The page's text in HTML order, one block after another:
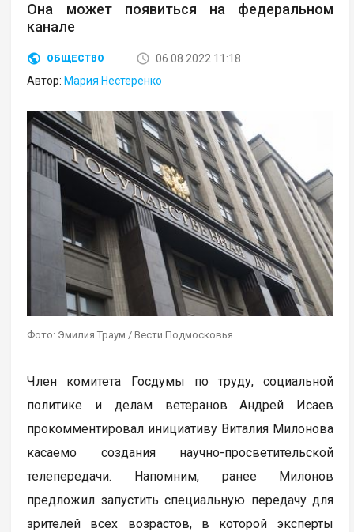
Она может появиться на федеральном
канале
ОБЩЕСТВО
06.08.2022 11:18
Автор: Мария Нестеренко
Фото: Эмилия Траум / Вести Подмосковья
Член комитета Госдумы по труду, социальной
политике и делам ветеранов Андрей Исаев
прокомментировал инициативу Виталия Милонова
касаемо создания научно-просветительской
телепередачи. Напомним, ранее Милонов
предложил запустить специальную передачу для
зрителей всех возрастов, в которой эксперты